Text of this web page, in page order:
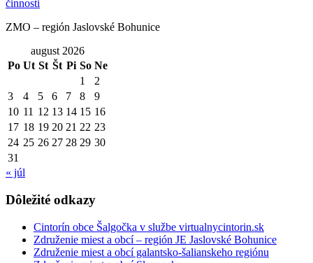
ZMO – región Jaslovské Bohunice
august 2026
Po Ut St Št Pi So Ne
1
2
3
4 5 6 7 8
9
10 11 12 13 14 15 16
17 18 19 20 21 22 23
24 25 26 27 28 29 30
31
« júl
Dôležité odkazy
Cintorín obce Šalgočka v službe virtualnycintorin.sk
Združenie miest a obcí – región JE Jaslovské Bohunice
Združenie miest a obcí galantsko-šalianskeho regiónu